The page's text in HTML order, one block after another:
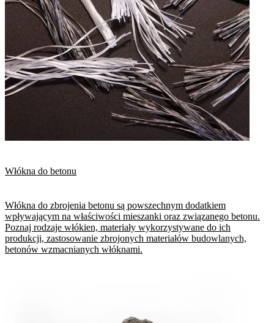
Włókna do betonu
Włókna do zbrojenia betonu są powszechnym dodatkiem
wpływającym na właściwości mieszanki oraz związanego betonu.
Poznaj rodzaje włókien, materiały wykorzystywane do ich
produkcji, zastosowanie zbrojonych materiałów budowlanych,
betonów wzmacnianych włóknami.